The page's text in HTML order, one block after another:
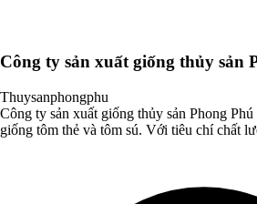
Công ty sản xuất giống thủy sản
Thuysanphongphu
Công ty sản xuất giống thủy sản Phong
giống tôm thẻ và tôm sú. Với tiêu chí chất